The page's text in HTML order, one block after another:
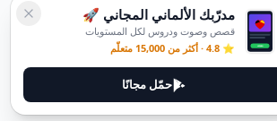
مدرّبك الألماني المجاني 🚀
قصص وصوت ودروس لكل المستويات
⭐ 4.8 · أكثر من 15,000 متعلّم
حمّل مجانًا